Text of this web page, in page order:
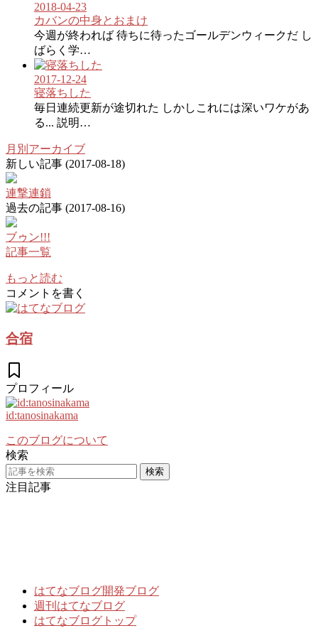
2018-04-23
カバンの中身とおまけ
今週が終われば 待ちに待ったゴールデンウィークだ し
ばらく学…
2017-12-24
寝落ちした
毎日連続更新が途切れた しかしこれには深いワケがあ
る... 説明…
月別アーカイブ
新しい記事 (2017-08-18)
連撃連鎖
過去の記事 (2017-08-16)
ブゥン!!!
記事一覧
もっと読む
コメントを書く
合宿
プロフィール
id:tanosinakama
このブログについて
検索
注目記事
はてなブログ開発ブログ
週刊はてなブログ
はてなブログトップ